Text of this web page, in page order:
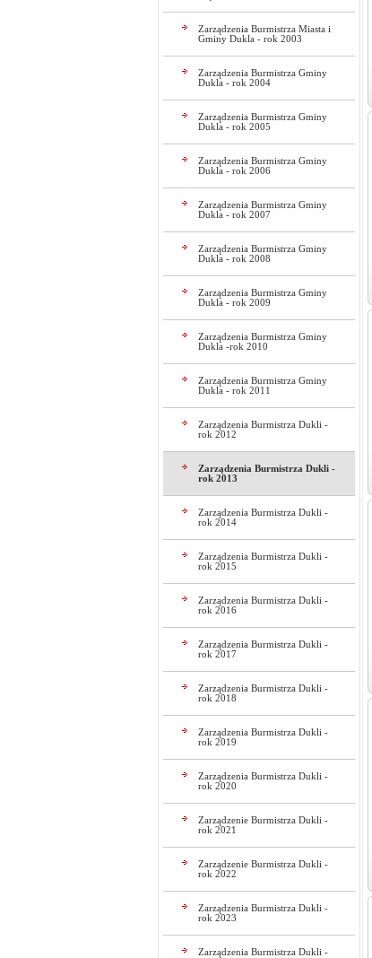
Zarządzenia Burmistrza Miasta i
Gminy Dukla - rok 2003
Zarządzenia Burmistrza Gminy
Dukla - rok 2004
Zarządzenia Burmistrza Gminy
Dukla - rok 2005
Zarządzenia Burmistrza Gminy
Dukla - rok 2006
Zarządzenia Burmistrza Gminy
Dukla - rok 2007
Zarządzenia Burmistrza Gminy
Dukla - rok 2008
Zarządzenia Burmistrza Gminy
Dukla - rok 2009
Zarządzenia Burmistrza Gminy
Dukla -rok 2010
Zarządzenia Burmistrza Gminy
Dukla - rok 2011
Zarządzenia Burmistrza Dukli -
rok 2012
Zarządzenia Burmistrza Dukli -
rok 2013
Zarządzenia Burmistrza Dukli -
rok 2014
Zarządzenia Burmistrza Dukli -
rok 2015
Zarządzenia Burmistrza Dukli -
rok 2016
Zarządzenia Burmistrza Dukli -
rok 2017
Zarządzenia Burmistrza Dukli -
rok 2018
Zarządzenia Burmistrza Dukli -
rok 2019
Zarządzenia Burmistrza Dukli -
rok 2020
Zarządzenie Burmistrza Dukli -
rok 2021
Zarządzenie Burmistrza Dukli -
rok 2022
Zarządzenia Burmistrza Dukli -
rok 2023
Zarządzenia Burmistrza Dukli -